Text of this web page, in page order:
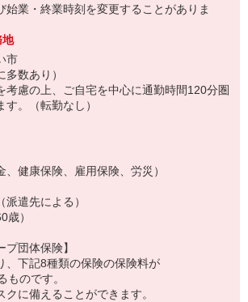
始業・終業時刻を変更することがありま
地
市
多数あり）
慮の上、ご自宅を中心に通勤時間120分圏
。（転勤なし）
健康保険、雇用保険、労災）
遣先による）
歳）
プ団体保険】
、下記8種類の保険の保険料が
ものです。
に備えることができます。